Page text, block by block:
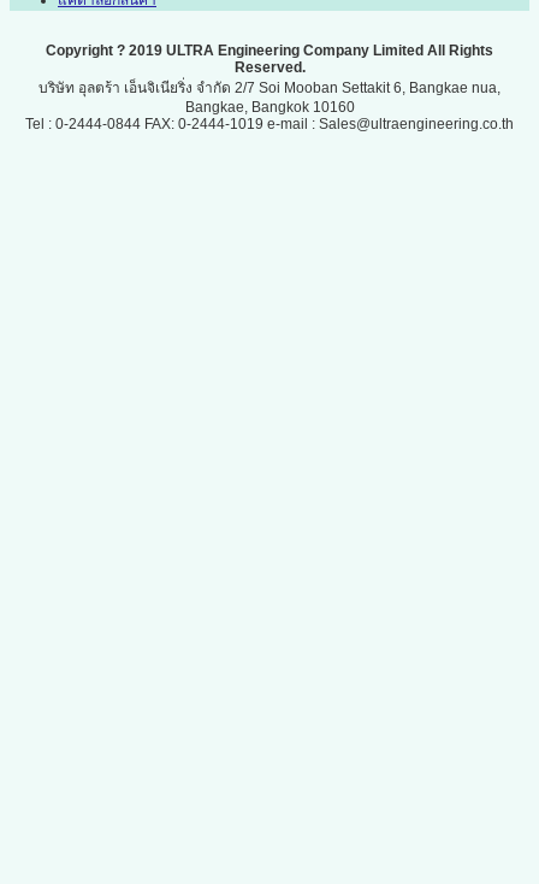
Copyright ? 2019 ULTRA Engineering Company Limited All Rights
Reserved.
บริษัท อุลตร้า เอ็นจิเนียริ่ง จำกัด 2/7 Soi Mooban Settakit 6, Bangkae nua,
Bangkae, Bangkok 10160
Tel : 0-2444-0844 FAX: 0-2444-1019 e-mail : Sales@ultraengineering.co.th